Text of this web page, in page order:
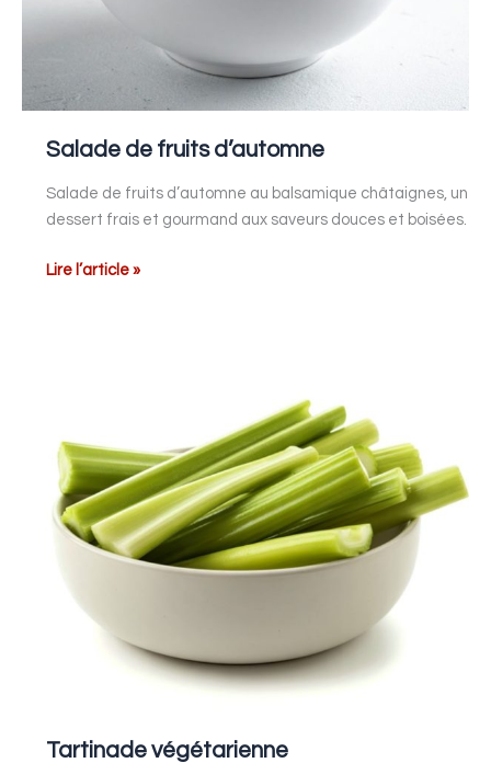
Salade de fruits d’automne
Salade de fruits d’automne au balsamique châtaignes, un
dessert frais et gourmand aux saveurs douces et boisées.
Lire l’article »
Tartinade végétarienne